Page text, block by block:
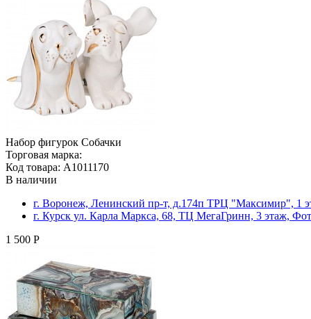
Набор фигурок Собачки
Торговая марка:
Код товара: A1011170
В наличии
г. Воронеж, Ленинский пр-т, д.174п ТРЦ "Максимир", 1
г. Курск ул. Карла Маркса, 68, ТЦ МегаГринн, 3 этаж,
1 500 Р